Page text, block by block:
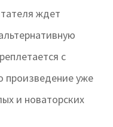
ждет
с
произведение уже
и новаторских